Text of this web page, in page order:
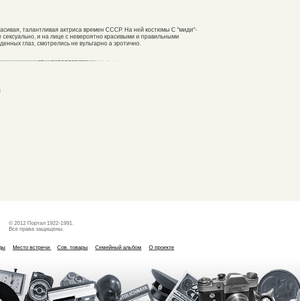
талантливая актриса времен СССР. На ней костюмы С "миди"-
и на лице с невероятно красивыми и правильными
глаз, смотрелись не вульгарно а эротично.
© 2012 Портал 1922-1991.
Все права защищены.
Место встречи Сов. товары Семейный альбом О проекте